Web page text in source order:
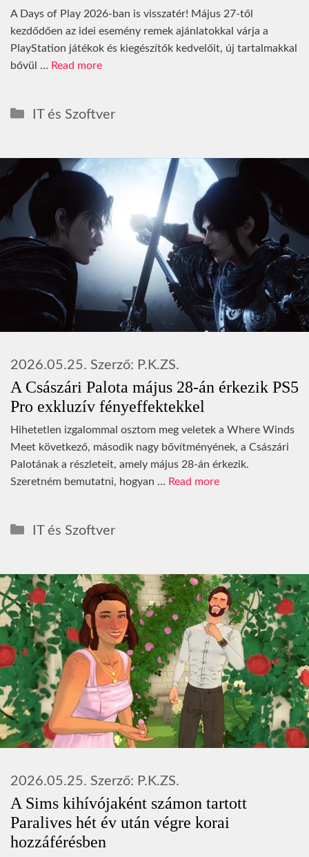
A Days of Play 2026-ban is visszatér! Május 27-től
kezdődően az idei esemény remek ajánlatokkal várja a
PlayStation játékok és kiegészítők kedvelőit, új tartalmakkal
bővül … Read more
Kategória
IT és Szoftver
A Császári Palota május 28-án érkezik PS5
Pro exkluzív fényeffektekkel
2026.05.25. Szerző: P.K.ZS.
Hihetetlen izgalommal osztom meg veletek a Where Winds
Meet következő, második nagy bővítményének, a Császári
Palotának a részleteit, amely május 28-án érkezik.
Szeretném bemutatni, hogyan … Read more
Kategória
IT és Szoftver
A Sims kihívójaként számon tartott
Paralives hét év után végre korai
hozzáférésben
2026.05.25. Szerző: P.K.ZS.